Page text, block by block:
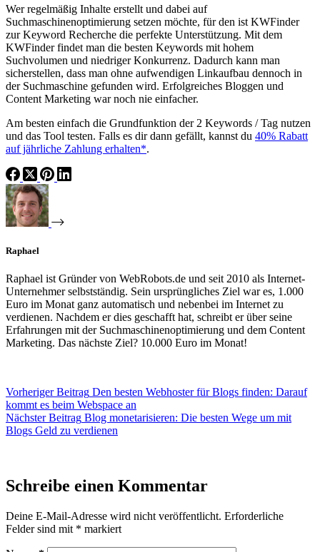
Wer regelmäßig Inhalte erstellt und dabei auf
Suchmaschinenoptimierung setzen möchte, für den ist KWFinder
zur Keyword Recherche die perfekte Unterstützung. Mit dem
KWFinder findet man die besten Keywords mit hohem
Suchvolumen und niedriger Konkurrenz. Dadurch kann man
sicherstellen, dass man ohne aufwendigen Linkaufbau dennoch in
der Suchmaschine gefunden wird. Erfolgreiches Bloggen und
Content Marketing war noch nie einfacher.
Am besten einfach die Grundfunktion der 2 Keywords / Tag nutzen
und das Tool testen. Falls es dir dann gefällt, kannst du 40% Rabatt
auf jährliche Zahlung erhalten*.
Raphael
Raphael ist Gründer von WebRobots.de und seit 2010 als Internet-
Unternehmer selbstständig. Sein ursprüngliches Ziel war es, 1.000
Euro im Monat ganz automatisch und nebenbei im Internet zu
verdienen. Nachdem er dies geschafft hat, schreibt er über seine
Erfahrungen mit der Suchmaschinenoptimierung und dem Content
Marketing. Das nächste Ziel? 10.000 Euro im Monat!
VorherigerBeitrag Den besten Webhoster für Blogs finden: Darauf
kommt es beim Webspace an
NächsterBeitrag Blog monetarisieren: Die besten Wege um mit
Blogs Geld zu verdienen
Schreibe einen Kommentar
Deine E-Mail-Adresse wird nicht veröffentlicht. Erforderliche
Felder sind mit * markiert